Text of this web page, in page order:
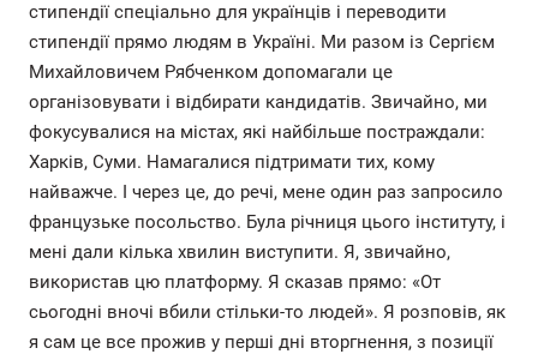
стипендії спеціально для українців і переводити
стипендії прямо людям в Україні. Ми разом із Сергієм
Михайловичем Рябченком допомагали це
організовувати і відбирати кандидатів. Звичайно, ми
фокусувалися на містах, які найбільше постраждали:
Харків, Суми. Намагалися підтримати тих, кому
найважче. І через це, до речі, мене один раз запросило
французьке посольство. Була річниця цього інституту, і
мені дали кілька хвилин виступити. Я, звичайно,
використав цю платформу. Я сказав прямо: «От
сьогодні вночі вбили стільки-то людей». Я розповів, як
я сам це все прожив у перші дні вторгнення, з позиції